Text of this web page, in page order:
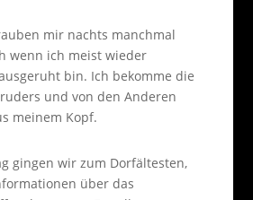
mir nachts manchmal
wenn ich meist wieder
bin. Ich bekomme die
und von den Anderen
meinem Kopf.
gingen wir zum Dorfältesten,
über das